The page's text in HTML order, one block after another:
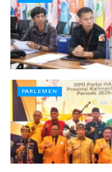
PARLEMEN